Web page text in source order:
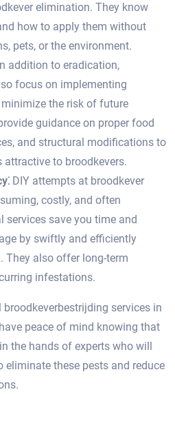
elimination.​ They know
how to apply them without
pets, or the environment.​
addition to eradication,
focus on implementing
the risk of future
guidance on proper food
and structural modifications to
attractive to broodkevers.​
DIY attempts at broodkever
costly, and often
services save you time and
by swiftly and efficiently
They also offer long-term
infestations.​
services in
peace of mind knowing that
the hands of experts who will
eliminate these pests and reduce